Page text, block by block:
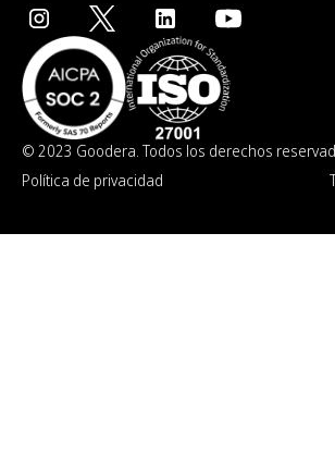
© 2023 Goodera. Todos los derechos
Política de privacidad